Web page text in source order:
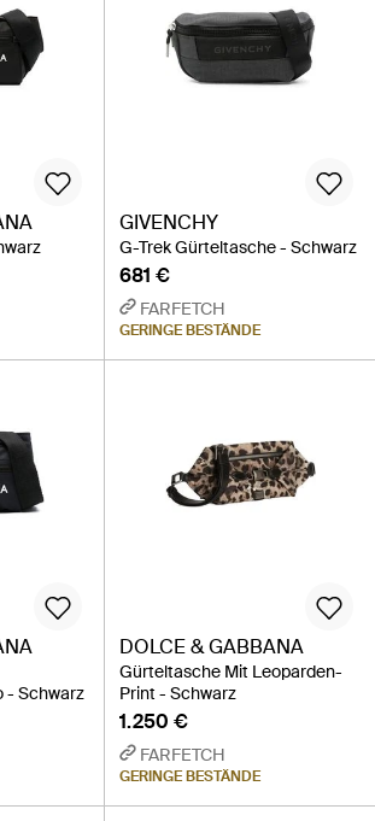
GIVENCHY
G-Trek Gürteltasche - Schwarz
681 €
FARFETCH
GERINGE BESTÄNDE
- Schwarz
DOLCE & GABBANA
Gürteltasche Mit Leoparden-
Print - Schwarz
1.250 €
FARFETCH
GERINGE BESTÄNDE